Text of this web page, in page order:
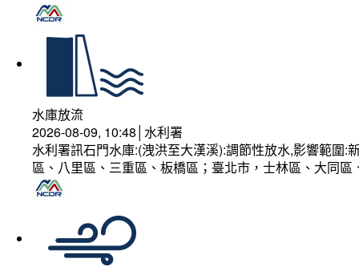
水庫放流
2026-08-09, 10:48│水利署
水利署訊石門水庫:(洩洪至大漢溪):調節性放水,影響範圍
區、八里區、三重區、板橋區；臺北市，士林區、大同